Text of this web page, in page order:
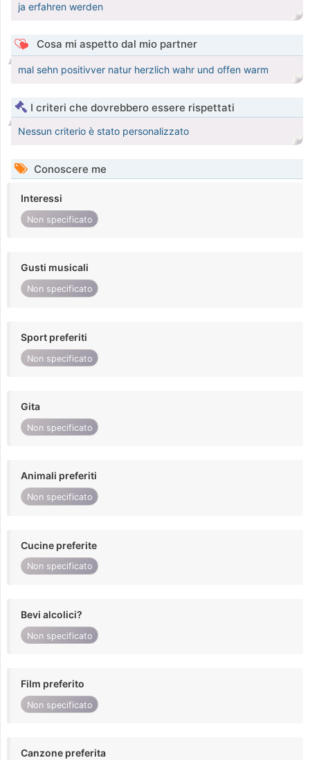
ja erfahren werden
Cosa mi aspetto dal mio partner
mal sehn positivver natur herzlich wahr und offen warm
I criteri che dovrebbero essere rispettati
Nessun criterio è stato personalizzato
Conoscere me
Interessi
Non specificato
Gusti musicali
Non specificato
Sport preferiti
Non specificato
Gita
Non specificato
Animali preferiti
Non specificato
Cucine preferite
Non specificato
Bevi alcolici?
Non specificato
Film preferito
Non specificato
Canzone preferita